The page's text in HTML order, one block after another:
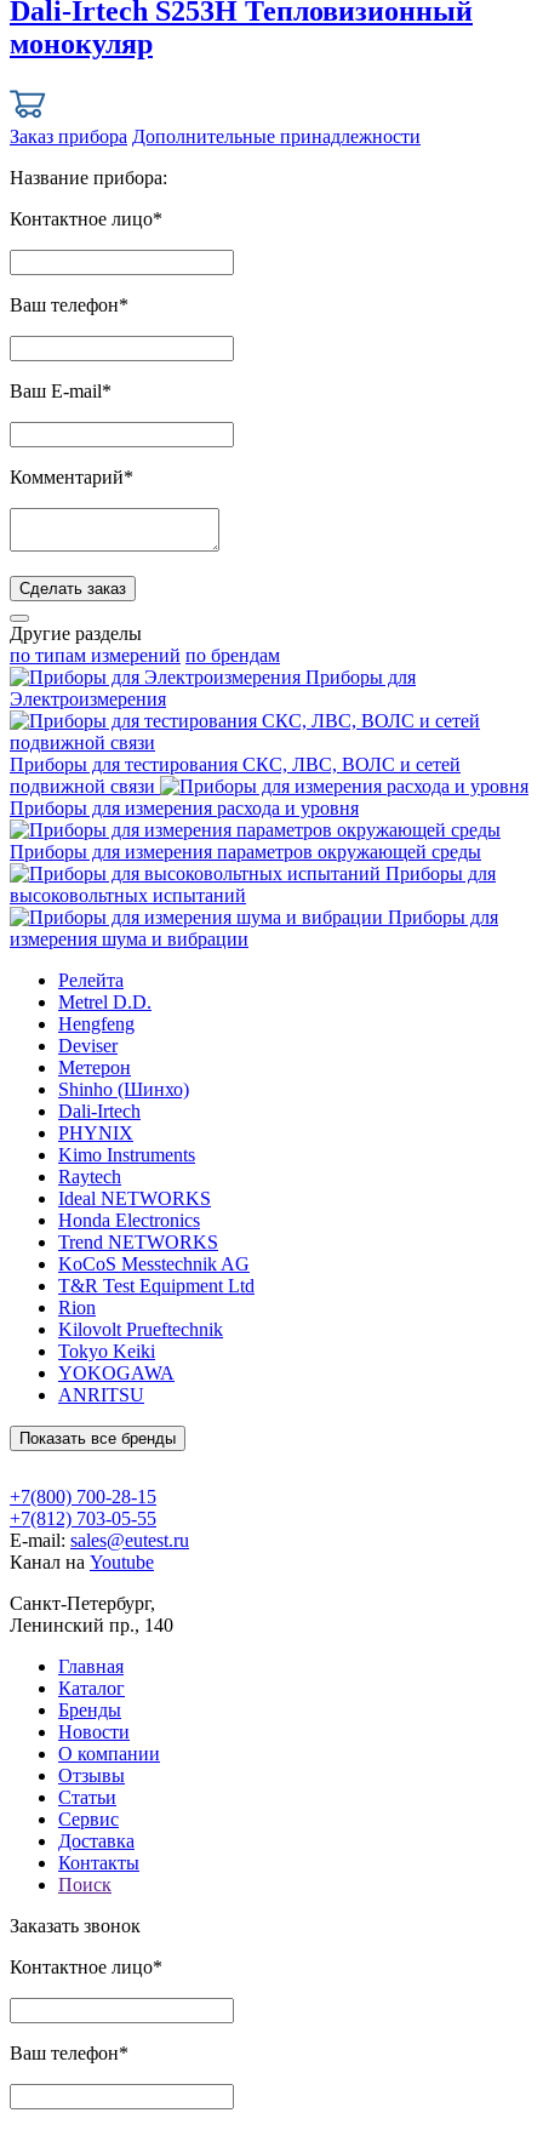
Dali-Irtech S253H Тепловизионный
монокуляр
Заказ прибора Дополнительные принадлежности
Название прибора:
Контактное лицо*
Ваш телефон*
Ваш E-mail*
Комментарий*
Сделать заказ
Другие разделы
по типам измерений по брендам
Приборы для
Электроизмерения
Приборы для тестирования СКС, ЛВС, ВОЛС и сетей
подвижной связи
Приборы для измерения расхода и уровня
Приборы для измерения параметров окружающей среды
Приборы для
высоковольтных испытаний
Приборы для
измерения шума и вибрации
Релейта
Metrel D.D.
Hengfeng
Deviser
Метерон
Shinho (Шинхо)
Dali-Irtech
PHYNIX
Kimo Instruments
Raytech
Ideal NETWORKS
Honda Electronics
Trend NETWORKS
KoCoS Messtechnik AG
T&R Test Equipment Ltd
Rion
Kilovolt Prueftechnik
Tokyo Keiki
YOKOGAWA
ANRITSU
Показать все бренды
+7(800) 700-28-15
+7(812) 703-05-55
E-mail: sales@eutest.ru
Канал на Youtube
Санкт-Петербург,
Ленинский пр., 140
Главная
Каталог
Бренды
Новости
О компании
Отзывы
Статьи
Сервис
Доставка
Контакты
Поиск
Заказать звонок
Контактное лицо*
Ваш телефон*